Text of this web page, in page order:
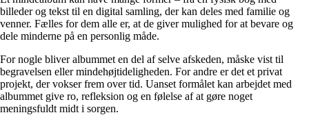
billeder og tekst til en digital samling, der kan deles med familie og
venner. Fælles for dem alle er, at de giver mulighed for at bevare og
dele minderne på en personlig måde.
For nogle bliver albummet en del af selve afskeden, måske vist til
begravelsen eller mindehøjtideligheden. For andre er det et privat
projekt, der vokser frem over tid. Uanset formålet kan arbejdet med
albummet give ro, refleksion og en følelse af at gøre noget
meningsfuldt midt i sorgen.